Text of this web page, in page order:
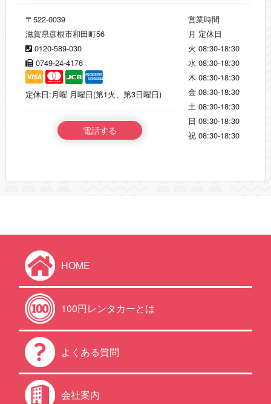
〒522-0039
滋賀県彦根市和田町56
0120-589-030
0749-24-4176
定休日:月曜 月曜日(第1火、第3日曜日)
電話する
営業時間
月 定休日
火 08:30-18:30
水 08:30-18:30
木 08:30-18:30
金 08:30-18:30
土 08:30-18:30
日 08:30-18:30
祝 08:30-18:30
HOME
100円レンタカーとは
よくある質問
会社案内